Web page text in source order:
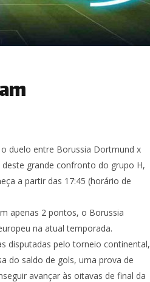
duelo entre Borussia Dortmund x
grande confronto do grupo H,
a partir das 17:45 (horário de
apenas 2 pontos, o Borussia
na atual temporada.
disputadas pelo torneio continental,
do saldo de gols, uma prova de
avançar às oitavas de final da